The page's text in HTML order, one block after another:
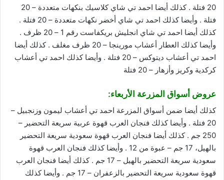
20 فتلة . كذلك أيضا احمد تي شاي كلاسيك بنكهات متعددة – 20
فتلة . وأيضا كذلك احمد تي شاي أخضر نكهات متعددة – 20 فتلة .
كذلك أيضا احمد تي شاي انجليش بريكفاست رقم 1 – 20 ظرف .
وأيضا كذلك العطار أعشاب مورينجا – 20 ظرف مغلف . كذلك أيضا
احمد تي أعشاب ديتوكس – 20 فتلة . وأيضا كذلك احمد تي أعشاب
كركدية وكريز وأزهار – 20 فتلة
عروض أسواق المزرعة الأربعاء:
كذلك أيضا ضمن أسواق المزرعة احمد تي أعشاب ليمون وزنجبيل –
20 فتلة . وأيضا كذلك فنجان العرب قهوة عربية سريعة التحضير –
250 جم . كذلك أيضا فنجان العرب قهوة سعودية سريعة التحضير
بالهيل، 17 جم – عبوة من 12 . وأيضا كذلك فنجان العرب قهوة
سعودية سريعة التحضير بالهيل – 17 جم . كذلك أيضا فنجان العرب
قهوة سعودية سريعة التحضير بالزعفران – 17 جم . وأيضا كذلك